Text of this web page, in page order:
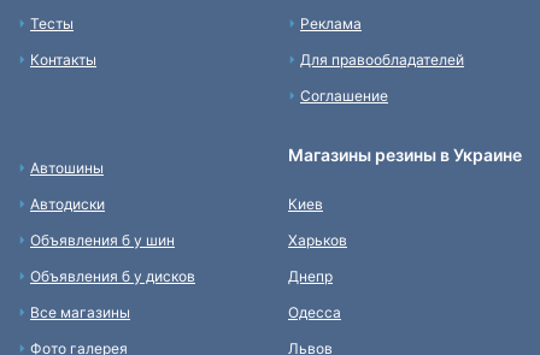
Тесты
Контакты
Реклама
Для правообладателей
Соглашение
Автошины
Автодиски
Объявления б у шин
Объявления б у дисков
Все магазины
Фото галерея
Магазины резины в Украине
Киев
Харьков
Днепр
Одесса
Львов